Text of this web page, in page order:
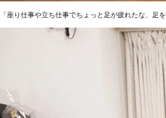
「座り仕事や立ち仕事でちょっと足が疲れたな、足